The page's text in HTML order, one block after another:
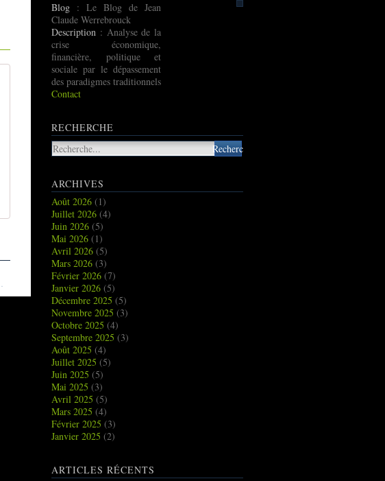
Blog : Le Blog de Jean
Claude Werrebrouck
Description : Analyse de la
crise économique,
financière, politique et
sociale par le dépassement
des paradigmes traditionnels
Contact
RECHERCHE
ARCHIVES
Août 2026 (1)
Juillet 2026 (4)
Juin 2026 (5)
Mai 2026 (1)
Avril 2026 (5)
Mars 2026 (3)
Février 2026 (7)
Janvier 2026 (5)
Décembre 2025 (5)
Novembre 2025 (3)
Octobre 2025 (4)
Septembre 2025 (3)
Août 2025 (4)
Juillet 2025 (5)
Juin 2025 (5)
Mai 2025 (3)
Avril 2025 (5)
Mars 2025 (4)
Février 2025 (3)
Janvier 2025 (2)
ARTICLES RÉCENTS